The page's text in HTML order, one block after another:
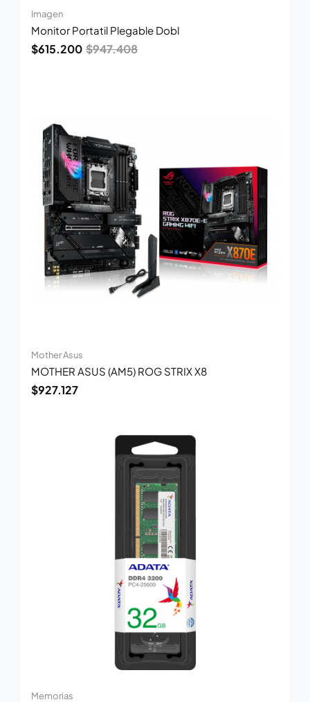
Imagen
Monitor Portatil Plegable Dobl
$947.408
$615.200
Mother Asus
MOTHER ASUS (AM5) ROG STRIX X8
$927.127
Memorias